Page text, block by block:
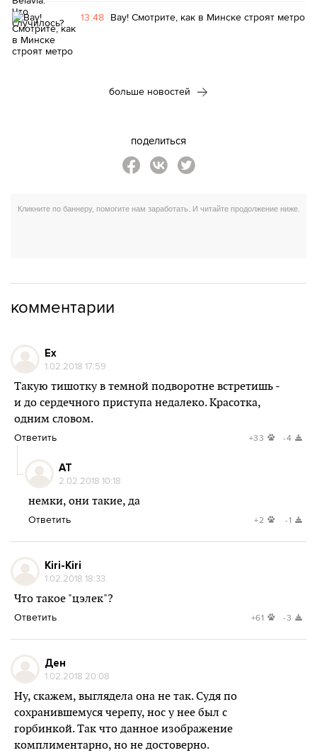
13:48 Вау! Смотрите, как в Минске строят метро
больше новостей
поделиться
комментарии
Ех
1.02.2018 17:59
Такую тишотку в темной подворотне встретишь -
и до сердечного приступа недалеко. Красотка,
одним словом.
Ответить +33 -4
AT
2.02.2018 10:18
немки, они такие, да
Ответить +2 -1
Kiri-Kiri
1.02.2018 18:33
Что такое "цэлек"?
Ответить +61 -3
Ден
1.02.2018 20:08
Ну, скажем, выглядела она не так. Судя по
сохранившемуся черепу, нос у нее был с
горбинкой. Так что данное изображение
комплиментарно, но не достоверно.